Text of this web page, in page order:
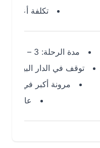
تكلفة أعلى نسبيًا
مدة الرحلة: 3 – 6 ساعات
توقف في الدار البيضاء غالبًا
مرونة أكبر في المواعيد
عادة أرخص